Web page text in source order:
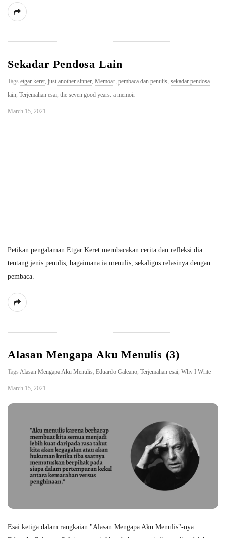
Sekadar Pendosa Lain
Tags etgar keret, just another sinner, Memoar, pembaca dan penulis, sekadar pendosa
lain, Terjemahan esai, the seven good years: a memoir
March 15, 2021
Petikan pengalaman Etgar Keret membacakan cerita dan refleksi dia
tentang jenis penulis, bagaimana ia menulis, sekaligus relasinya dengan
pembaca.
Alasan Mengapa Aku Menulis (3)
Tags Alasan Mengapa Aku Menulis, Eduardo Galeano, Terjemahan esai, Why I Write
March 15, 2021
Esai ketiga dalam rangkaian "Alasan Mengapa Aku Menulis"-nya